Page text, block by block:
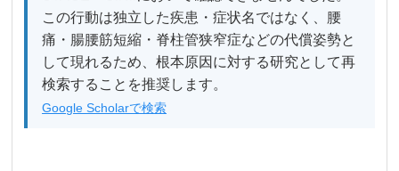
この行動は独立した疾患・症状名ではなく、腰
痛・腸腰筋短縮・脊柱管狭窄症などの代償姿勢と
して現れるため、根本原因に対する研究として再
検索することを推奨します。
Google Scholarで検索